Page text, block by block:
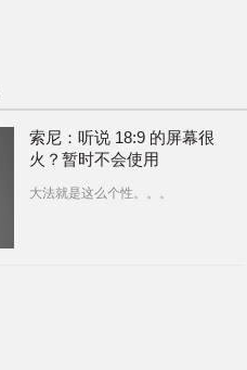
索尼：听说 18:9 的屏幕很
火？暂时不会使用
大法就是这么个性。。。